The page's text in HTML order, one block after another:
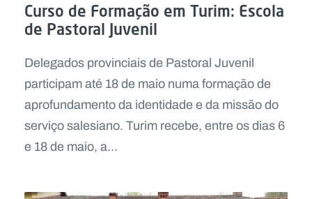
Curso de Formação em Turim: Escola
de Pastoral Juvenil
Delegados provinciais de Pastoral Juvenil
participam até 18 de maio numa formação de
aprofundamento da identidade e da missão do
serviço salesiano. Turim recebe, entre os dias 6
e 18 de maio, a...